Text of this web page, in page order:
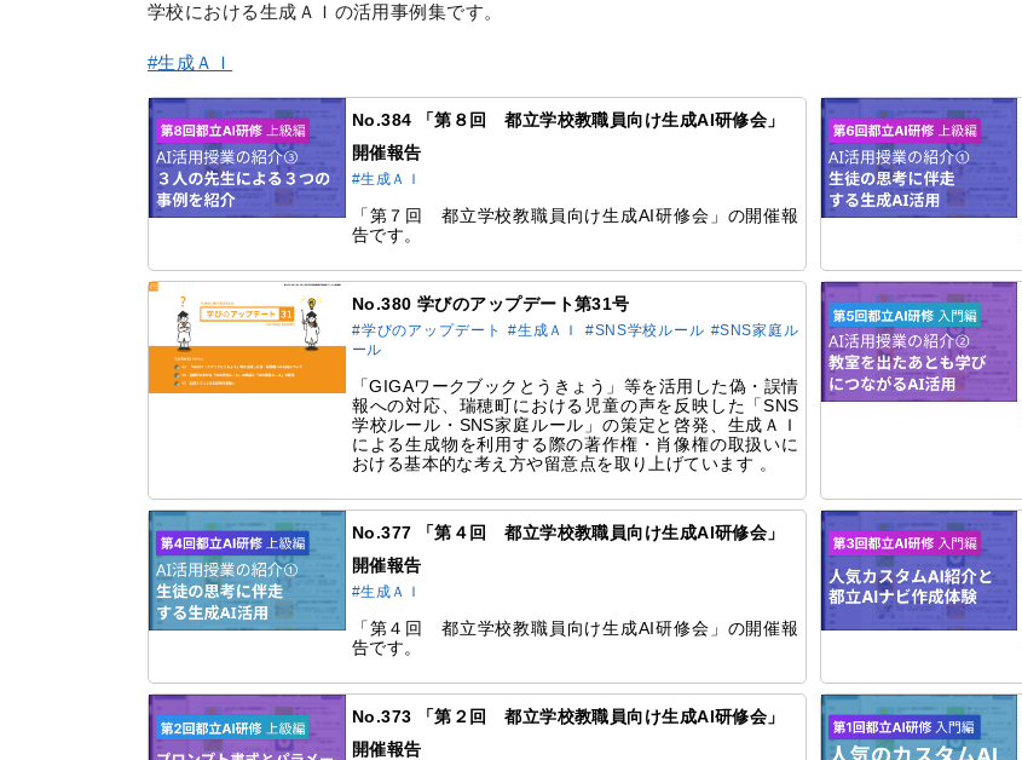
学校における生成ＡＩの活用事例集です。
#生成ＡＩ
No.384 「第８回 都立学校教職員向け生成AI研修会」
開催報告
#生成ＡＩ
「第７回 都立学校教職員向け生成AI研修会」の開催報
告です。
No.380 学びのアップデート第31号
#学びのアップデート #生成ＡＩ #SNS学校ルール #SNS家庭ル
ール
「GIGAワークブックとうきょう」等を活用した偽・誤情
報への対応、瑞穂町における児童の声を反映した「SNS
学校ルール・SNS家庭ルール」の策定と啓発、生成ＡＩ
による生成物を利用する際の著作権・肖像権の取扱いに
おける基本的な考え方や留意点を取り上げています 。
No.377 「第４回 都立学校教職員向け生成AI研修会」
開催報告
#生成ＡＩ
「第４回 都立学校教職員向け生成AI研修会」の開催報
告です。
No.373 「第２回 都立学校教職員向け生成AI研修会」
開催報告